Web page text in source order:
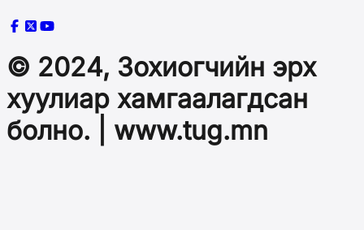
© 2024, Зохиогчийн эрх
хуулиар хамгаалагдсан
болно. | www.tug.mn